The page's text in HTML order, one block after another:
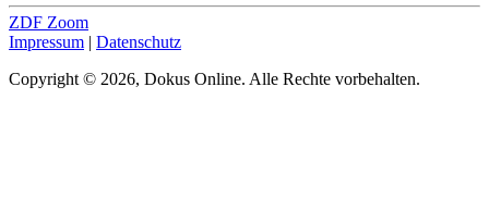
ZDF Zoom
Impressum | Datenschutz
Copyright © 2026, Dokus Online. Alle Rechte vorbehalten.